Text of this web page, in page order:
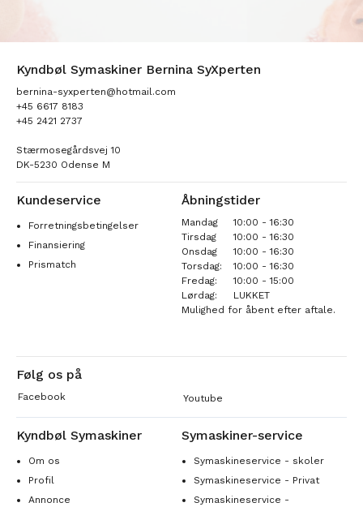
Kyndbøl Symaskiner Bernina SyXperten
bernina-syxperten@hotmail.com
+45 6617 8183
+45 2421 2737
Stærmosegårdsvej 10
DK-5230 Odense M
Kundeservice
Forretningsbetingelser
Finansiering
Prismatch
Åbningstider
Mandag
10:00 - 16:30
Tirsdag
10:00 - 16:30
Onsdag
10:00 - 16:30
Torsdag:
10:00 - 16:30
Fredag:
10:00 - 15:00
Lørdag:
LUKKET
Mulighed for åbent efter aftale.
Følg os på
Facebook Youtube
Kyndbøl Symaskiner
Om os
Profil
Annonce
Symaskiner-service
Symaskineservice - skoler
Symaskineservice - Privat
Symaskineservice -